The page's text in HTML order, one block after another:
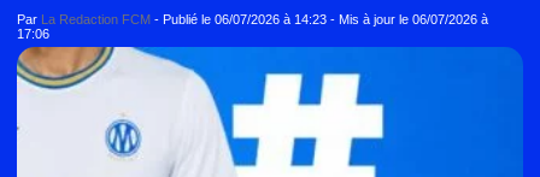
Par La Redaction FCM - Publié le 06/07/2026 à 14:23 - Mis à jour le 06/07/2026 à
17:06